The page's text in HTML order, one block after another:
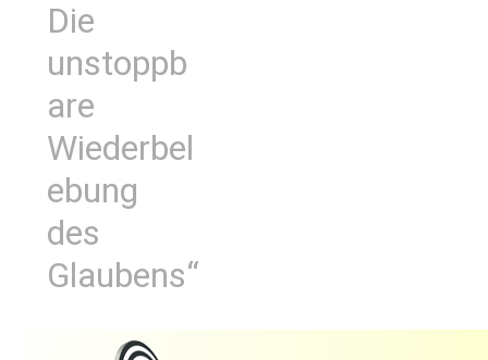
Die
unstoppb
are
Wiederbel
ebung
des
Glaubens“